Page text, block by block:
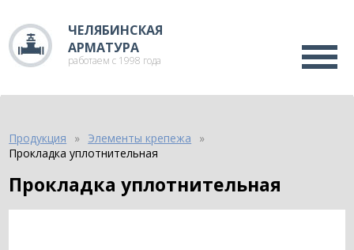
ЧЕЛЯБИНСКАЯ
АРМАТУРА
работаем с 1998 года
Продукция
Элементы крепежа
Прокладка уплотнительная
Прокладка уплотнительная